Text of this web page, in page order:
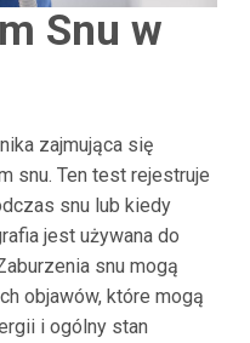
Snu w
zajmująca się
snu. Ten test rejestruje
snu lub kiedy
jest używana do
snu mogą
objawów, które mogą
i ogólny stan